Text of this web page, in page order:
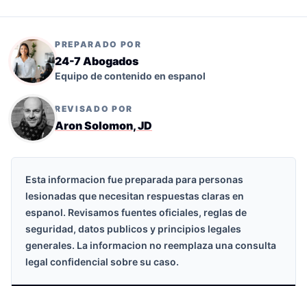
PREPARADO POR
24-7 Abogados
Equipo de contenido en espanol
REVISADO POR
Aron Solomon, JD
Esta informacion fue preparada para personas
lesionadas que necesitan respuestas claras en
espanol. Revisamos fuentes oficiales, reglas de
seguridad, datos publicos y principios legales
generales. La informacion no reemplaza una consulta
legal confidencial sobre su caso.